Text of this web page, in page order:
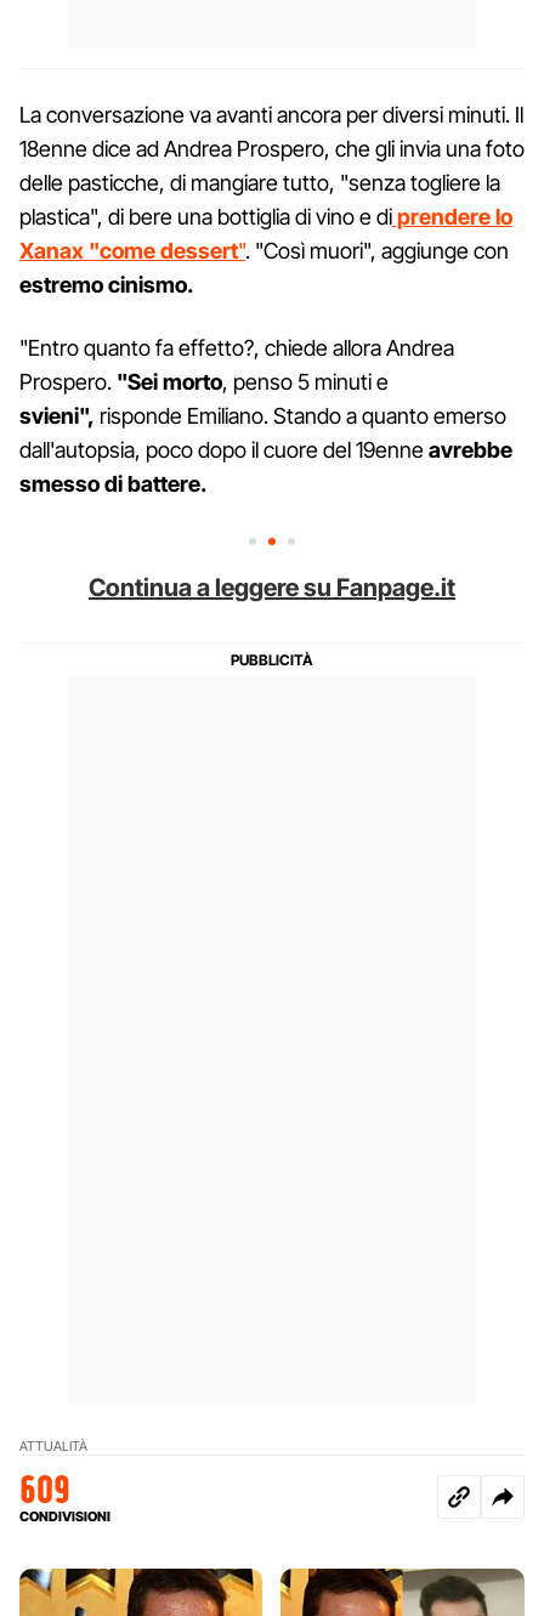
La conversazione va avanti ancora per diversi minuti. Il
18enne dice ad Andrea Prospero, che gli invia una foto
delle pasticche, di mangiare tutto, "senza togliere la
plastica", di bere una bottiglia di vino e diprendere lo
Xanax "come dessert". "Così muori", aggiunge con
estremo cinismo.
"Entro quanto fa effetto?, chiede allora Andrea
Prospero. "Sei morto, penso 5 minuti e
svieni", risponde Emiliano. Stando a quanto emerso
dall'autopsia, poco dopo il cuore del 19enneavrebbe
smesso di battere.
Continua a leggere su Fanpage.it
ATTUALITÀ
609
CONDIVISIONI